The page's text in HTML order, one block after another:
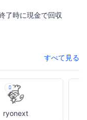
了時に現金で回収
すべて見る
ryonext